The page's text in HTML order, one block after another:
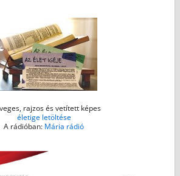
rajzos és vetített képes
életige letöltése
A rádióban: Mária rádió